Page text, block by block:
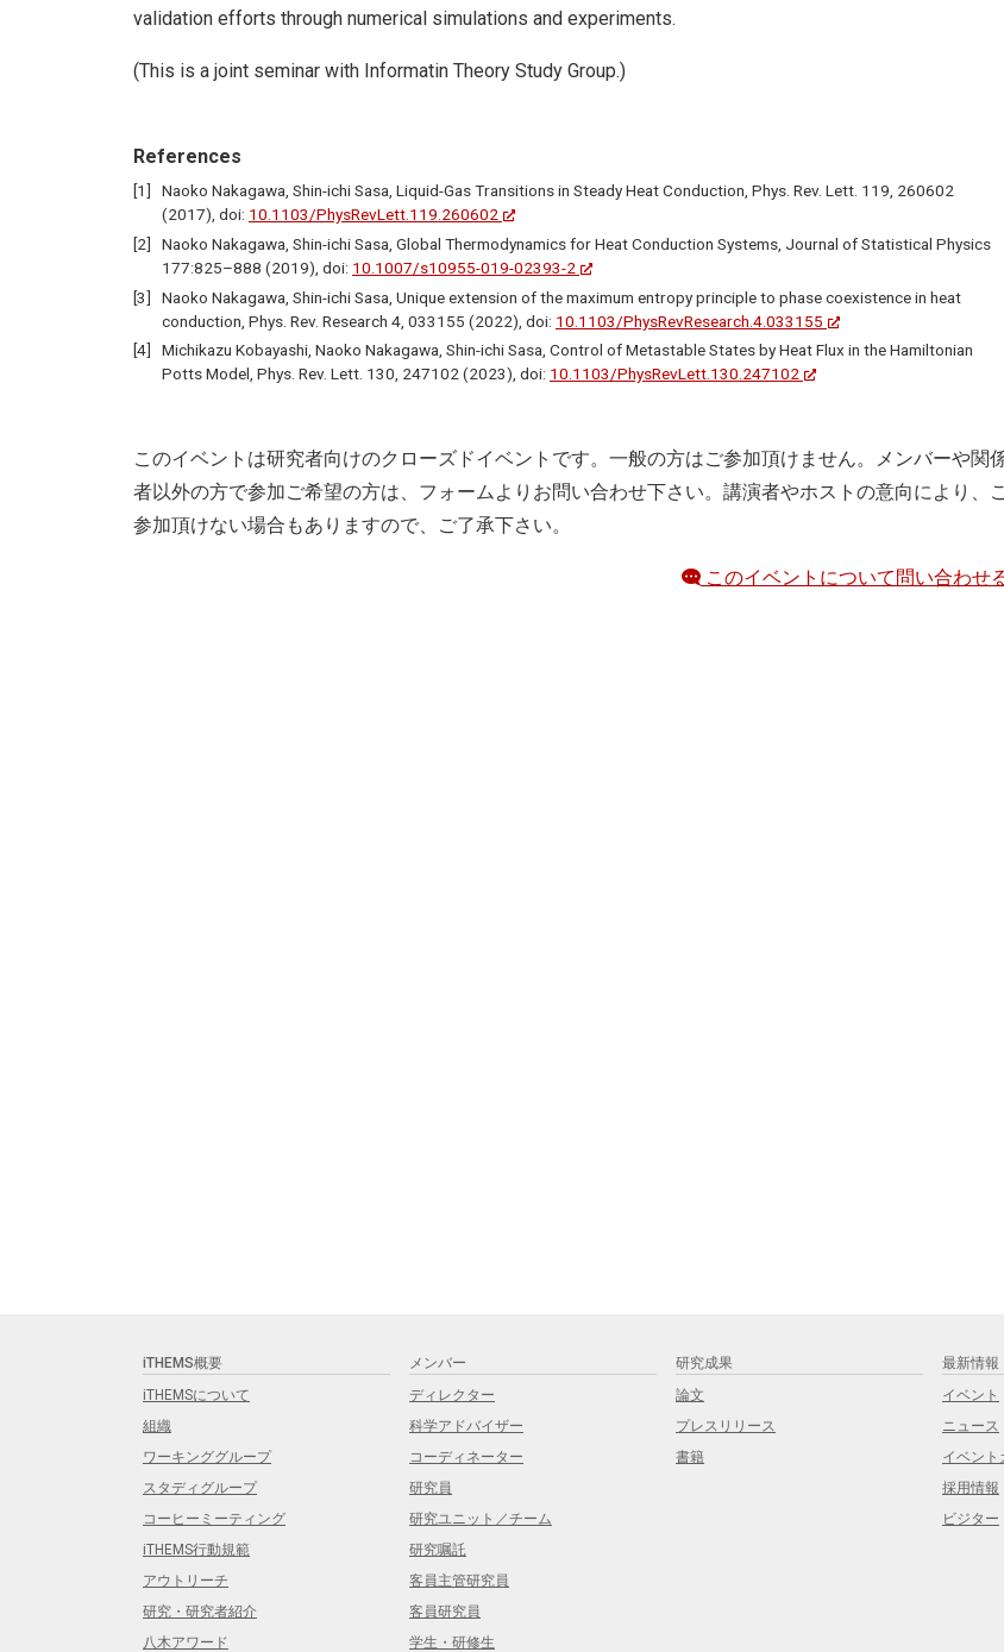
validation efforts through numerical simulations and experiments.
(This is a joint seminar with Informatin Theory Study Group.)
References
Naoko Nakagawa, Shin-ichi Sasa, Liquid-Gas Transitions in Steady Heat Conduction, Phys. Rev. Lett. 119, 260602
(2017), doi: 10.1103/PhysRevLett.119.260602
Naoko Nakagawa, Shin-ichi Sasa, Global Thermodynamics for Heat Conduction Systems, Journal of Statistical Physics
177:825–888 (2019), doi: 10.1007/s10955-019-02393-2
Naoko Nakagawa, Shin-ichi Sasa, Unique extension of the maximum entropy principle to phase coexistence in heat
conduction, Phys. Rev. Research 4, 033155 (2022), doi: 10.1103/PhysRevResearch.4.033155
Michikazu Kobayashi, Naoko Nakagawa, Shin-ichi Sasa, Control of Metastable States by Heat Flux in the Hamiltonian
Potts Model, Phys. Rev. Lett. 130, 247102 (2023), doi: 10.1103/PhysRevLett.130.247102
このイベントは研究者向けのクローズドイベントです。一般の方はご参加頂けません。メンバーや関
者以外の方で参加ご希望の方は、フォームよりお問い合わせ下さい。講演者やホストの意向により、
参加頂けない場合もありますので、ご了承下さい。
このイベントについて問い合わせ
iTHEMS概要
iTHEMSについて
組織
ワーキンググループ
スタディグループ
コーヒーミーティング
iTHEMS行動規範
アウトリーチ
研究・研究者紹介
八木アワード
メンバー
ディレクター
科学アドバイザー
コーディネーター
研究員
研究ユニット／チーム
研究嘱託
客員主管研究員
客員研究員
学生・研修生
研究成果
論文
プレスリリース
書籍
最新情報
イベント
ニュース
イベント
採用情報
ビジター